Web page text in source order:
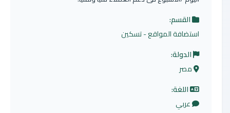
القسم:
استضافة المواقع - تسكين
الدولة:
مصر
اللغة:
عربي